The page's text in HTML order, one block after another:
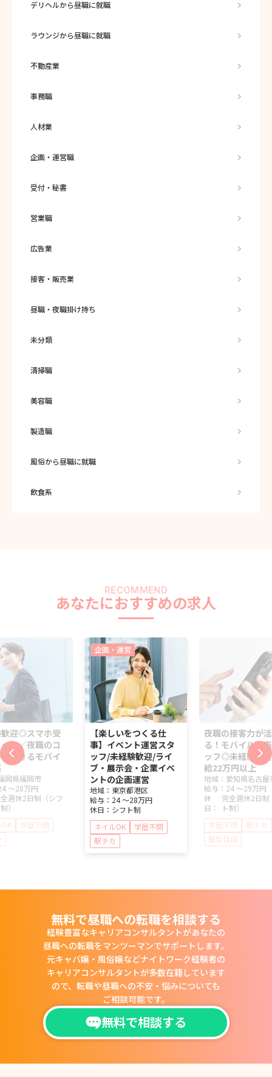
デリヘルから昼職に就職
ラウンジから昼職に就職
不動産業
事務職
人材業
企画・運営職
受付・秘書
営業職
広告業
接客・販売業
昼職・夜職掛け持ち
未分類
清掃職
美容職
製造職
風俗から昼職に就職
飲食系
RECOMMEND
あなたにおすすめの求人
迎◎スマホ受
フ／夜職のコ
活きるモバイ
岡県福岡市
～28万円
週休2日制（シフ
）
学歴不問
企画・運営
【楽しいをつくる仕
事】イベント運営スタ
ッフ/未経験歓迎/ライ
ブ・展示会・企業イベ
ントの企画運営
地域： 東京都港区
給与： 24 ～28万円
休日： シフト制
ネイルOK
学歴不問
駅チカ
夜職の接客力が
る！モバイル販
ッフ◎未経験歓
給22万円以上
地域： 愛知県名古屋
給与： 24 ～29万円
休
日：
完全週休2日制
ト制）
学歴不問
駅チカ
髪型自由
無料で昼職への転職を相談する
経験豊富なキャリアコンサルタントがあなたの
昼職への転職をマンツーマンでサポートします。
元キャバ嬢・風俗嬢などナイトワーク経験者の
キャリアコンサルタントが多数在籍しています
ので、 転職や昼職への不安・悩みについても
ご相談可能です。
無料で相談する